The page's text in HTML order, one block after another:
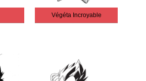
Végéta Incroyable